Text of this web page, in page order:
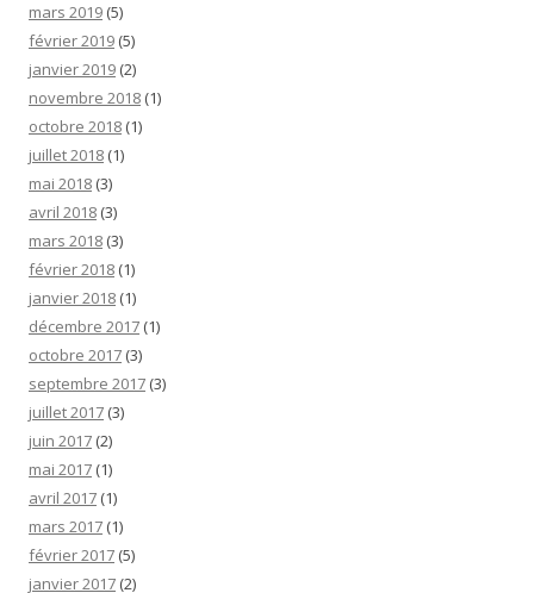
mars 2019 (5)
février 2019 (5)
janvier 2019 (2)
novembre 2018 (1)
octobre 2018 (1)
juillet 2018 (1)
mai 2018 (3)
avril 2018 (3)
mars 2018 (3)
février 2018 (1)
janvier 2018 (1)
décembre 2017 (1)
octobre 2017 (3)
septembre 2017 (3)
juillet 2017 (3)
juin 2017 (2)
mai 2017 (1)
avril 2017 (1)
mars 2017 (1)
février 2017 (5)
janvier 2017 (2)